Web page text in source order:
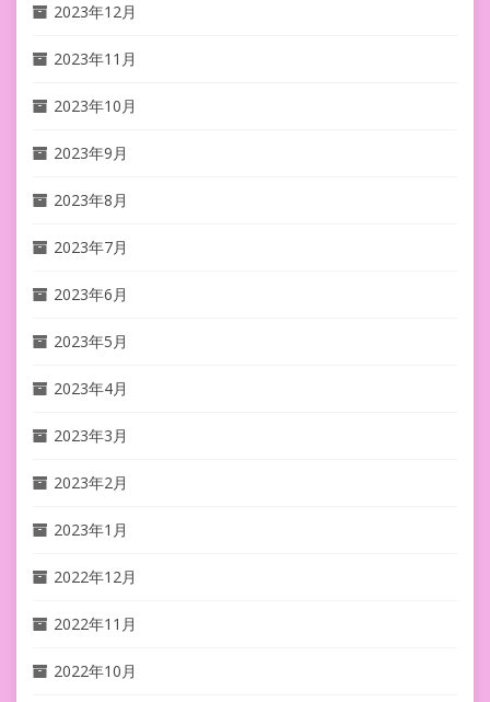
2023年12月
2023年11月
2023年10月
2023年9月
2023年8月
2023年7月
2023年6月
2023年5月
2023年4月
2023年3月
2023年2月
2023年1月
2022年12月
2022年11月
2022年10月